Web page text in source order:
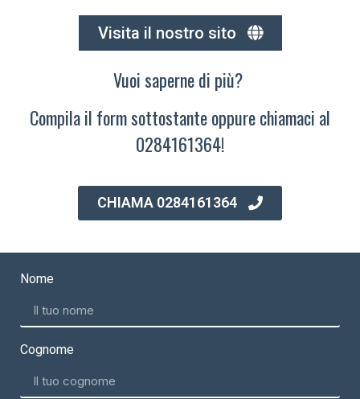
Visita il nostro sito
Vuoi saperne di più?
Compila il form sottostante oppure chiamaci al
0284161364!
CHIAMA 0284161364
Nome
Cognome